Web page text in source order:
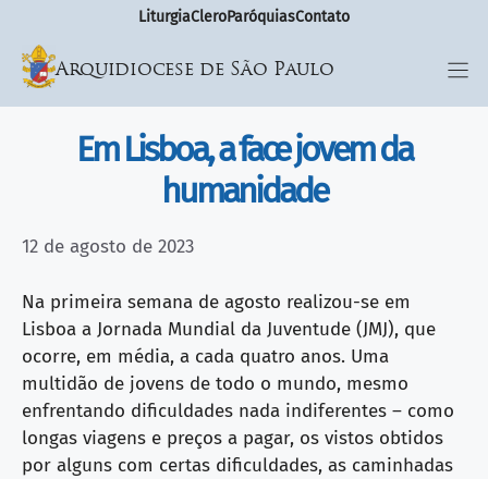
LiturgiaCleroParóquiasContato
Arquidiocese de São Paulo
Em Lisboa, a face jovem da
humanidade
12 de agosto de 2023
Na primeira semana de agosto realizou-se em
Lisboa a Jornada Mundial da Juventude (JMJ), que
ocorre, em média, a cada quatro anos. Uma
multidão de jovens de todo o mundo, mesmo
enfrentando dificuldades nada indiferentes – como
longas viagens e preços a pagar, os vistos obtidos
por alguns com certas dificuldades, as caminhadas